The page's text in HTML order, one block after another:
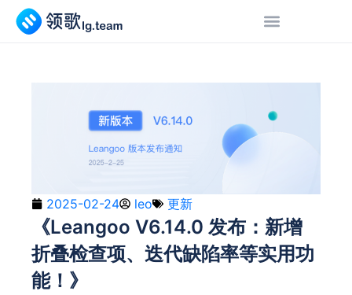
2025-02-24 leo 更新
《Leangoo V6.14.0 发布：新增
折叠检查项、迭代缺陷率等实用功
能！》